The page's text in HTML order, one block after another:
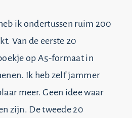
ik ondertussen ruim 200
Van de eerste 20
op A5-formaat in
Ik heb zelf jammer
meer. Geen idee waar
zijn. De tweede 20